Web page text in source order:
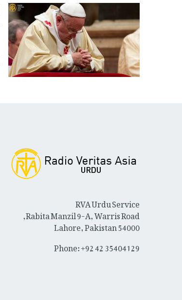
RVA Urdu Service
Rabita Manzil 9-A, Warris Road,
Lahore, Pakistan 54000
Phone: +92 42 35404129